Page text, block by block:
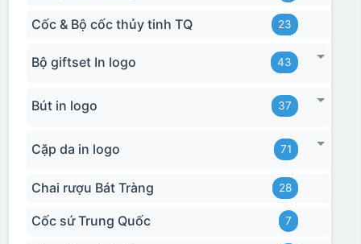
Cốc & Bộ cốc thủy tinh TQ 23
Bộ giftset In logo 43
Bút in logo 37
Cặp da in logo 71
Chai rượu Bát Tràng 28
Cốc sứ Trung Quốc 7